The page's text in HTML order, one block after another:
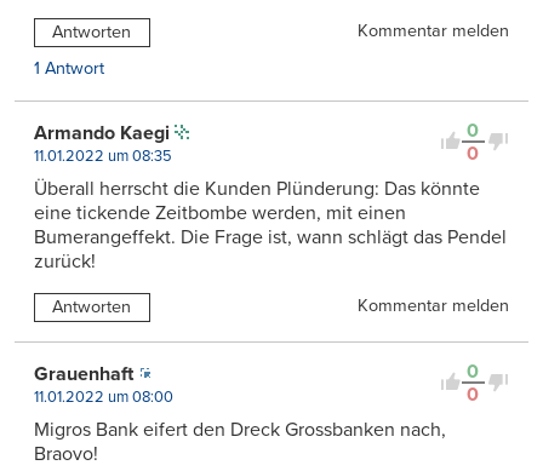
Antworten
Kommentar melden
1 Antwort
0
0
Armando Kaegi
11.01.2022 um 08:35
Überall herrscht die Kunden Plünderung: Das könnte
eine tickende Zeitbombe werden, mit einen
Bumerangeffekt. Die Frage ist, wann schlägt das Pendel
zurück!
Antworten Kommentar melden
0
0
Grauenhaft
11.01.2022 um 08:00
Migros Bank eifert den Dreck Grossbanken nach,
Braovo!